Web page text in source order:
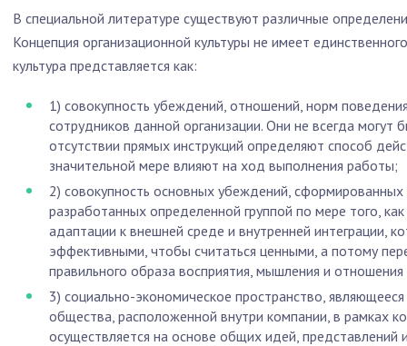
В специальной литературе существуют различные
Концепция организационной культуры не имеет
культура представляется как:
1) совокупность убеждений, отношений, норм
сотрудников данной организации. Они не всегда могут
отсутствии прямых инструкций определяют способ
значительной мере влияют на ход выполнения работы;
2) совокупность основных убеждений,
разработанных определенной группой по мере того,
адаптации к внешней среде и внутренней интеграции,
эффективными, чтобы считаться ценными, а потому
правильного образа восприятия, мышления и
3) социально-экономическое пространство,
общества, расположенной внутри компании, в рамках
осуществляется на основе общих идей,